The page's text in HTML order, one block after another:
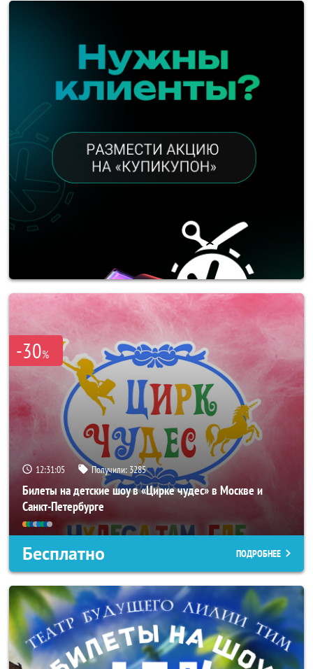
-30%
12:31:05 Получили: 3285
Билеты на детские шоу в «Цирке чудес» в Москве и
Санкт-Петербурге
Бесплатно ПОДРОБНЕЕ